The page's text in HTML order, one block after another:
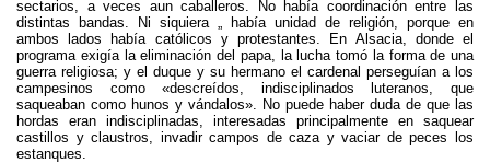
sectarios, a veces aun caballeros. No había coordinación entre las
distintas bandas. Ni siquiera „ había unidad de religión, porque en
ambos lados había católicos y protestantes. En Alsacia, donde el
programa exigía la eliminación del papa, la lucha tomó la forma de una
guerra religiosa; y el duque y su hermano el cardenal perseguían a los
campesinos como «descreídos, indisciplinados luteranos, que
saqueaban como hunos y vándalos». No puede haber duda de que las
hordas eran indisciplinadas, interesadas principalmente en saquear
castillos y claustros, invadir campos de caza y vaciar de peces los
estanques.